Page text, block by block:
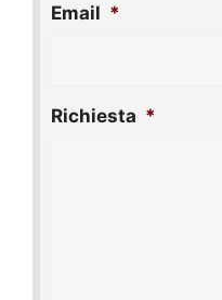
Email *
Richiesta *